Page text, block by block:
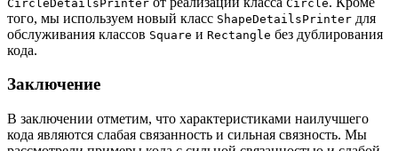
CircleDetailsPrinter Circle
того, мы используем новый класс ShapeDetailsPrinter для
обслуживания классов Square и Rectangle без дублирования
кода.
Заключение
В заключении отметим, что характеристиками наилучшего
кода являются слабая связанность и сильная связность. Мы